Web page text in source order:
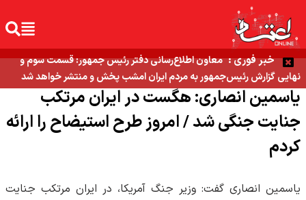
خبر فوری : معاون اطلاع‌رسانی دفتر رئیس جمهور: قسمت سوم و
نهایی گزارش رئیس‌جمهور به مردم ایران امشب پخش و منتشر خواهد شد
یاسمین انصاری: هگست در ایران مرتکب
جنایت جنگی شد / امروز طرح استیضاح را ارائه
کردم
یاسمین انصاری گفت: وزیر جنگ آمریکا، در ایران مرتکب جنایت